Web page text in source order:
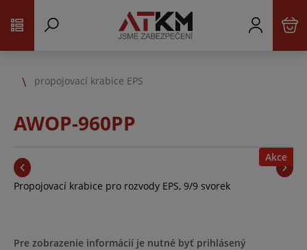
propojovací krabice EPS
AWOP-960PP
Propojovací krabice pro rozvody EPS, 9/9 svorek
Pre zobrazenie informácií je nutné byť prihlásený
Akce